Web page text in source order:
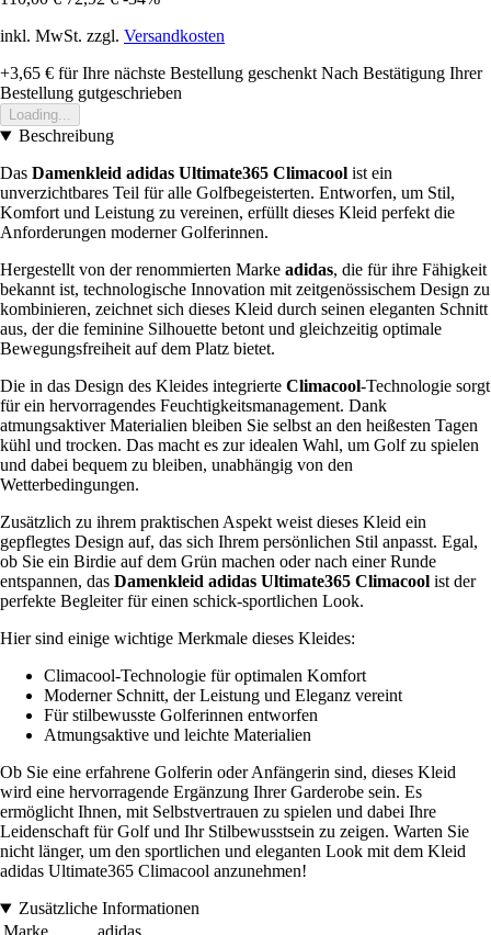
inkl. MwSt. zzgl. Versandkosten
+3,65 € für Ihre nächste Bestellung geschenkt Nach Bestätigung Ihrer
Bestellung gutgeschrieben
Loading...
Beschreibung
Das Damenkleid adidas Ultimate365 Climacool ist ein
unverzichtbares Teil für alle Golfbegeisterten. Entworfen, um Stil,
Komfort und Leistung zu vereinen, erfüllt dieses Kleid perfekt die
Anforderungen moderner Golferinnen.
Hergestellt von der renommierten Marke adidas, die für ihre Fähigkeit
bekannt ist, technologische Innovation mit zeitgenössischem Design zu
kombinieren, zeichnet sich dieses Kleid durch seinen eleganten Schnitt
aus, der die feminine Silhouette betont und gleichzeitig optimale
Bewegungsfreiheit auf dem Platz bietet.
Die in das Design des Kleides integrierte Climacool-Technologie sorgt
für ein hervorragendes Feuchtigkeitsmanagement. Dank
atmungsaktiver Materialien bleiben Sie selbst an den heißesten Tagen
kühl und trocken. Das macht es zur idealen Wahl, um Golf zu spielen
und dabei bequem zu bleiben, unabhängig von den
Wetterbedingungen.
Zusätzlich zu ihrem praktischen Aspekt weist dieses Kleid ein
gepflegtes Design auf, das sich Ihrem persönlichen Stil anpasst. Egal,
ob Sie ein Birdie auf dem Grün machen oder nach einer Runde
entspannen, das Damenkleid adidas Ultimate365 Climacool ist der
perfekte Begleiter für einen schick-sportlichen Look.
Hier sind einige wichtige Merkmale dieses Kleides:
Climacool-Technologie für optimalen Komfort
Moderner Schnitt, der Leistung und Eleganz vereint
Für stilbewusste Golferinnen entworfen
Atmungsaktive und leichte Materialien
Ob Sie eine erfahrene Golferin oder Anfängerin sind, dieses Kleid
wird eine hervorragende Ergänzung Ihrer Garderobe sein. Es
ermöglicht Ihnen, mit Selbstvertrauen zu spielen und dabei Ihre
Leidenschaft für Golf und Ihr Stilbewusstsein zu zeigen. Warten Sie
nicht länger, um den sportlichen und eleganten Look mit dem Kleid
adidas Ultimate365 Climacool anzunehmen!
Zusätzliche Informationen